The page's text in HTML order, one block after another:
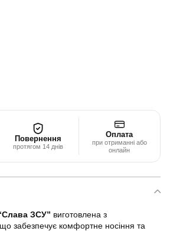
Повернення
протягом 14 днів
Оплата
при отриманні або
онлайн
ЗСУ” виготовлена з
забезпечує комфортне носіння та